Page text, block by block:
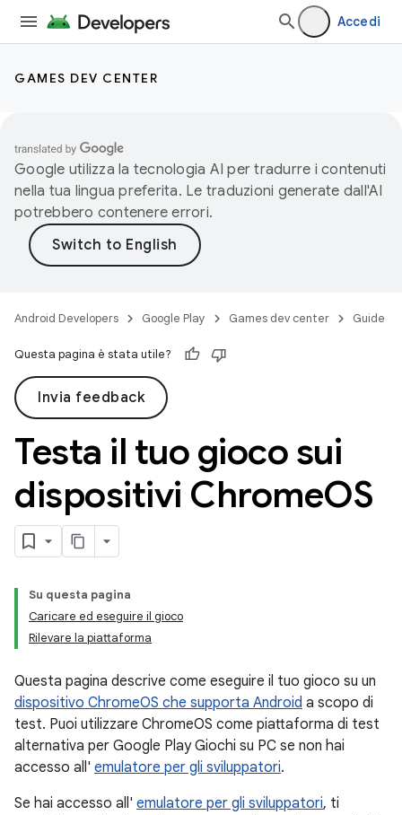
Accedi
GAMES DEV CENTER
Google utilizza la tecnologia AI per tradurre i contenuti
nella tua lingua preferita. Le traduzioni generate dall'AI
potrebbero contenere errori.
Android Developers Google Play Games dev center Guide
Questa pagina è stata utile?
Invia feedback
Testa il tuo gioco sui
dispositivi ChromeOS
Su questa pagina
Caricare ed eseguire il gioco
Rilevare la piattaforma
Questa pagina descrive come eseguire il tuo gioco su un
dispositivo ChromeOS che supporta Android a scopo di
test. Puoi utilizzare ChromeOS come piattaforma di test
alternativa per Google Play Giochi su PC se non hai
accesso all' emulatore per gli sviluppatori.
Se hai accesso all' emulatore per gli sviluppatori, ti